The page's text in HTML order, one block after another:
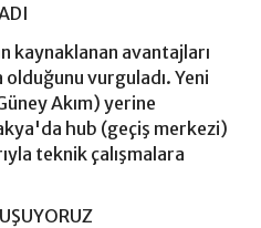
kaynaklanan avantajları
vurguladı. Yeni
Akım) yerine
hub (geçiş merkezi)
teknik çalışmalara